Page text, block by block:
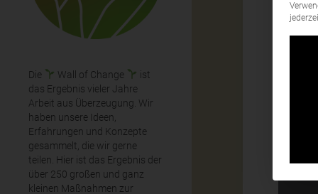
Die Wall of Change
ist
das Ergebnis vieler Jahre
Arbeit aus Überzeugung. Wir
haben unsere Ideen,
Erfahrungen und Konzepte
gesammelt, die wir gerne
teilen. Hier ist das Ergebnis der
über 250 großen und ganz
kleinen Maßnahmen zur